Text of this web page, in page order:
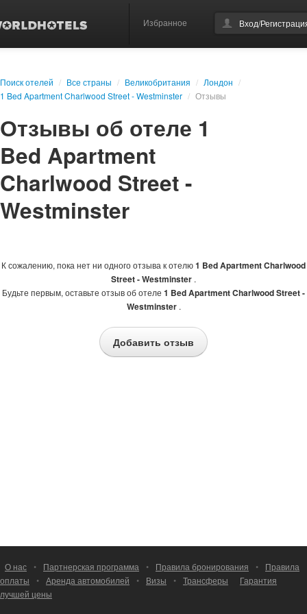
Избранное Вход/
Поиск отелей / Все страны / Великобритания / Лондон /
1 Bed Apartment Charlwood Street - Westminster / Отзывы
Отзывы об отеле 1
Bed Apartment
Charlwood Street -
Westminster
К сожалению, пока нет ни одного отзыва к отелю1 Bed Apartment Charlwood
Street - Westminster .
Будьте первым, оставьте отзыв об отеле 1 Bed Apartment Charlwood Street -
Westminster .
Добавить отзыв
О нас • Партнерская программа • Правила бронирования •
Правила
оплаты
• Аренда автомобилей • Визы • Трансферы
Гарантия
лучшей цены